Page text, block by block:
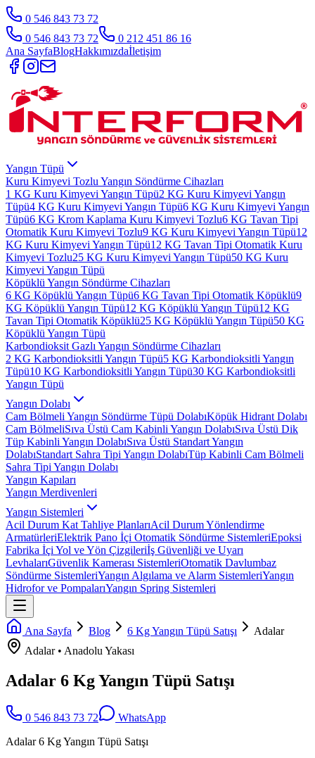
0 546 843 73 72
0 546 843 73 72
0 212 451 86 16
Ana SayfaBlogHakkımızdaİletişim
Yangın Tüpü
Kuru Kimyevi Tozlu Yangın Söndürme Cihazları
1 KG Kuru Kimyevi Yangın Tüpü2 KG Kuru Kimyevi Yangın
Tüpü4 KG Kuru Kimyevi Yangın Tüpü6 KG Kuru Kimyevi Yangın
Tüpü6 KG Krom Kaplama Kuru Kimyevi Tozlu6 KG Tavan Tipi
Otomatik Kuru Kimyevi Tozlu9 KG Kuru Kimyevi Yangın Tüpü12
KG Kuru Kimyevi Yangın Tüpü12 KG Tavan Tipi Otomatik Kuru
Kimyevi Tozlu25 KG Kuru Kimyevi Yangın Tüpü50 KG Kuru
Kimyevi Yangın Tüpü
Köpüklü Yangın Söndürme Cihazları
6 KG Köpüklü Yangın Tüpü6 KG Tavan Tipi Otomatik Köpüklü9
KG Köpüklü Yangın Tüpü12 KG Köpüklü Yangın Tüpü12 KG
Tavan Tipi Otomatik Köpüklü25 KG Köpüklü Yangın Tüpü50 KG
Köpüklü Yangın Tüpü
Karbondioksit Gazlı Yangın Söndürme Cihazları
2 KG Karbondioksitli Yangın Tüpü5 KG Karbondioksitli Yangın
Tüpü10 KG Karbondioksitli Yangın Tüpü30 KG Karbondioksitli
Yangın Tüpü
Yangın Dolabı
Cam Bölmeli Yangın Söndürme Tüpü DolabıKöpük Hidrant Dolabı
Cam BölmeliSıva Üstü Cam Kabinli Yangın DolabıSıva Üstü Dik
Tüp Kabinli Yangın DolabıSıva Üstü Standart Yangın
DolabıStandart Sahra Tipi Yangın DolabıTüp Kabinli Cam Bölmeli
Sahra Tipi Yangın Dolabı
Yangın Kapıları
Yangın Merdivenleri
Yangın Sistemleri
Acil Durum Kat Tahliye PlanlarıAcil Durum Yönlendirme
ArmatürleriElektrik Pano İçi Otomatik Söndürme SistemleriEpoksi
Fabrika İçi Yol ve Yön Çizgileriİş Güvenliği ve Uyarı
LevhalarıGüvenlik Kamerası SistemleriOtomatik Davlumbaz
Söndürme SistemleriYangın Algılama ve Alarm SistemleriYangın
Hidrofor ve PompalarıYangın Spring Sistemleri
Ana Sayfa Blog 6 Kg Yangın Tüpü Satışı
Adalar
Adalar• Anadolu Yakası
Adalar 6 Kg Yangın Tüpü Satışı
0 546 843 73 72
WhatsApp
Adalar 6 Kg Yangın Tüpü Satışı